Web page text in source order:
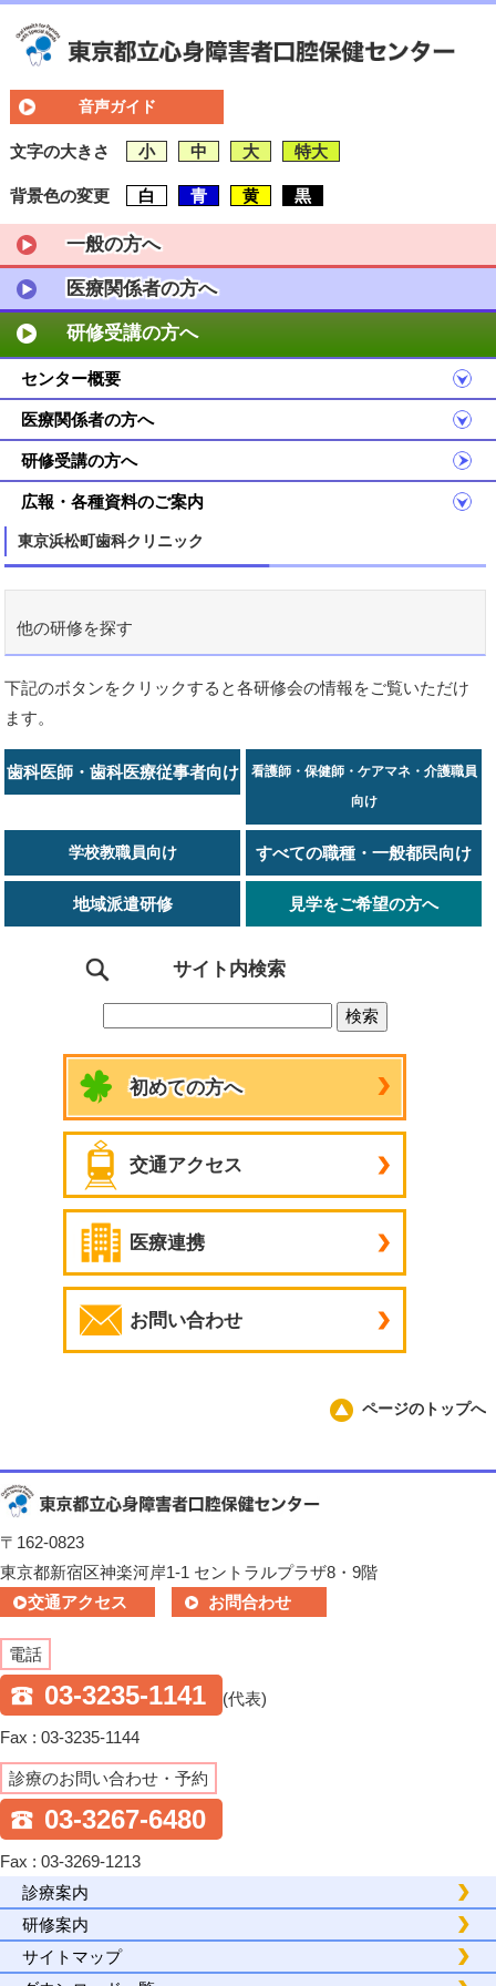
音声ガイド
文字の大きさ 小 中 大 特大
背景色の変更 白 青 黄 黒
一般の方へ
医療関係者の方へ
研修受講の方へ
センター概要
医療関係者の方へ
研修受講の方へ
広報・各種資料のご案内
東京浜松町歯科クリニック
他の研修を探す
下記のボタンをクリックすると各研修会の情報をご覧いただけ
ます。
歯科医師・歯科医療従事者向け
看護師・保健師・ケアマネ・介護職員
向け
学校教職員向け すべての職種・一般都民向け
地域派遣研修 見学をご希望の方へ
サイト内検索
初めての方へ
交通アクセス
医療連携
お問い合わせ
ページのトップへ
〒162-0823
東京都新宿区神楽河岸1-1 セントラルプラザ8・9階
交通アクセス
お問合わせ
電話
03-3235-1141 (代表)
Fax : 03-3235-1144
診療のお問い合わせ・予約
03-3267-6480
Fax : 03-3269-1213
診療案内
研修案内
サイトマップ